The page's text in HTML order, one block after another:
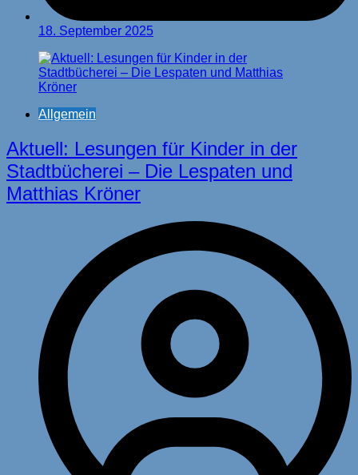
18. September 2025
Allgemein
Aktuell: Lesungen für Kinder in der
Stadtbücherei – Die Lespaten und
Matthias Kröner